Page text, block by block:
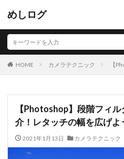
めしログ
HOME カメラテクニック 【
【Photoshop】段階フィ
介！レタッチの幅を広げよ
2021年1月13日 カメラテクニック